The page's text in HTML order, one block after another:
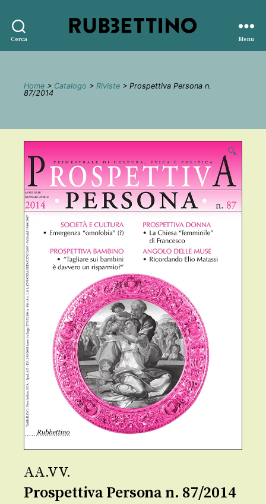
Cerca
editore
Menu
Home > Catalogo > Riviste > Prospettiva Persona n.
87/2014
🔍
AA.VV.
Prospettiva Persona n. 87/2014